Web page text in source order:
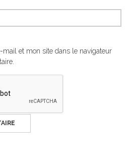
et mon site dans le navigateur